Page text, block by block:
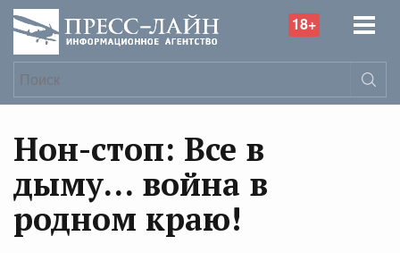
18+
Нон-стоп: Все в
дыму… война в
родном краю!